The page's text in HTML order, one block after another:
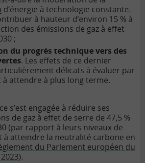
d’énergie à technologie constante.
à hauteur d’environ 15 % à
des émissions de gaz à effet
;
du progrès technique vers des
. Les effets de ce dernier
délicats à évaluer par
attendre à plus long terme.
s’est engagée à réduire ses
de gaz à effet de serre de 47,5 %
(par rapport à leurs niveaux de
à atteindre la neutralité carbone en
du Parlement européen du
).